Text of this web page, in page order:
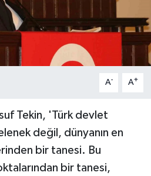
A- A+
Tekin, 'Türk devlet
değil, dünyanın en
bir tanesi. Bu
bir tanesi,